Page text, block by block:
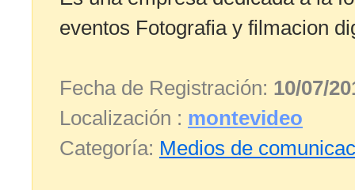
eventos Fotografia y filmacion
Fecha de Registración: 10/07/
Localización : montevideo
Categoría: Medios de